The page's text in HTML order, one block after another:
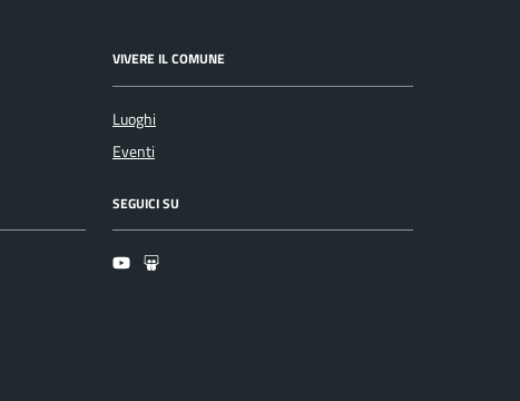
VIVERE IL COMUNE
Luoghi
Eventi
SEGUICI SU
YoutubeSlideshare